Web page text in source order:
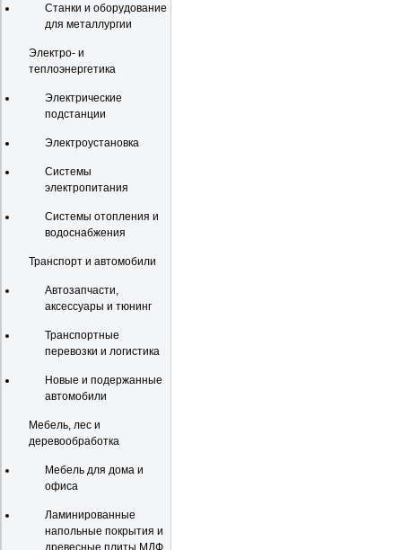
Станки и оборудование
для металлургии
Электро- и
теплоэнергетика
Электрические
подстанции
Электроустановка
Системы
электропитания
Системы отопления и
водоснабжения
Транспорт и автомобили
Автозапчасти,
аксессуары и тюнинг
Транспортные
перевозки и логистика
Новые и подержанные
автомобили
Мебель, лес и
деревообработка
Мебель для дома и
офиса
Ламинированные
напольные покрытия и
древесные плиты МДФ,